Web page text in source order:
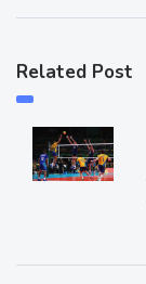
Related Post